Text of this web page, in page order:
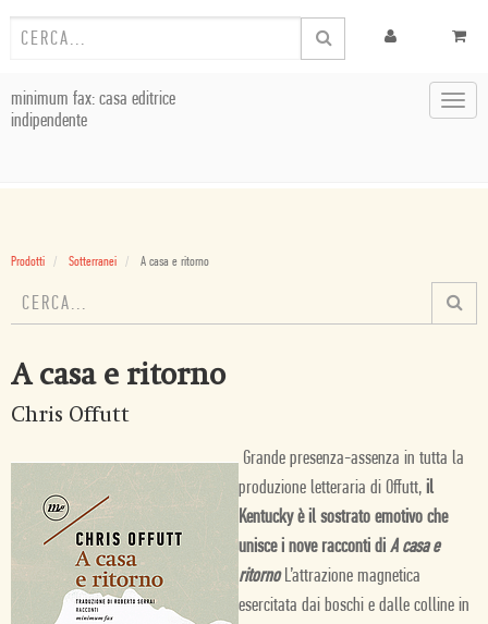
minimum fax: casa editrice
indipendente
Prodotti Sotterranei A casa e ritorno
A casa e ritorno
Chris Offutt
Grande presenza-assenza in tutta la
produzione letteraria di Offutt, il
Kentucky è il sostrato emotivo che
unisce i nove racconti di A casa e
ritornoL’attrazione magnetica
esercitata dai boschi e dalle colline in